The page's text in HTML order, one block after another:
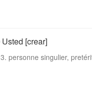
Usted [crear]
3. personne singulier,